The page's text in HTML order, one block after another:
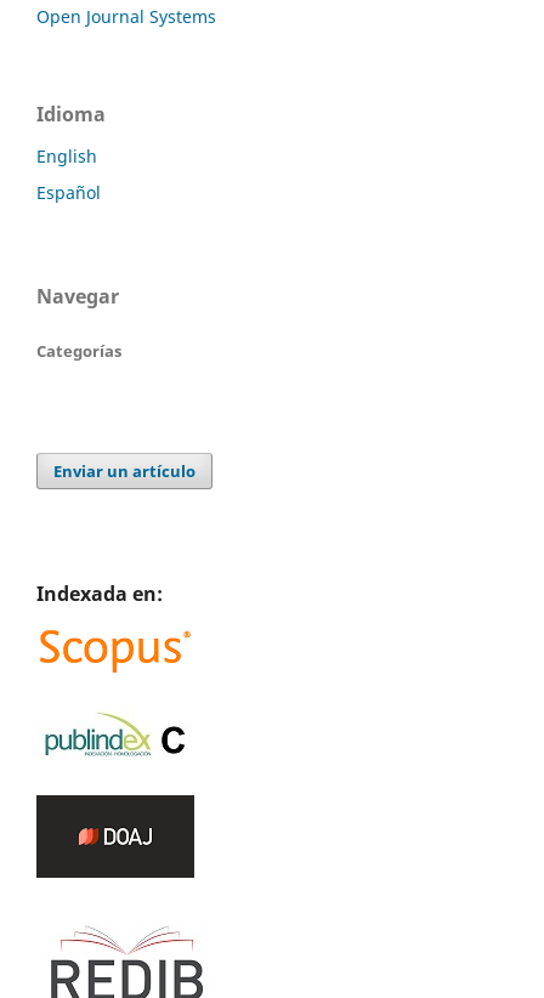
Open Journal Systems
Idioma
English
Español
Navegar
Categorías
Enviar un artículo
Indexada en: